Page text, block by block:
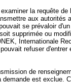
la requête
aux autorités
se prévaloir
supprimée ou
Internationale
refuser d'entrer
de
est exclue.